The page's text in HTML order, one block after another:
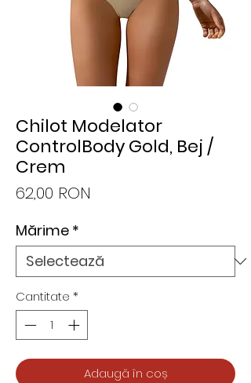
Chilot Modelator
ControlBody Gold, Bej /
Crem
62,00 RON
Mărime *
Cantitate *
Adaugă în coș